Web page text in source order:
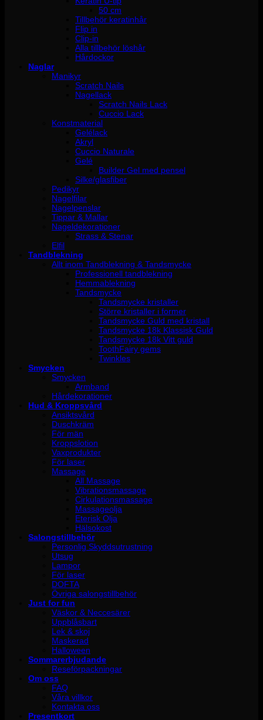
50 cm
Tillbehör keratinhår
Flip in
Clip-in
Alla tillbehör löshår
Hårdockor
Naglar
Manikyr
Scratch Nails
Nagellack
Scratch Nails Lack
Cuccio Lack
Konstmaterial
Gelélack
Akryl
Cuccio Naturale
Gelé
Builder Gel med pensel
Silke/glasfiber
Pedikyr
Nagelfilar
Nagelpenslar
Tippar & Mallar
Nageldekorationer
Strass & Stenar
Elfil
Tandblekning
Allt inom Tandblekning & Tandsmycke
Professionell tandblekning
Hemmablekning
Tandsmycke
Tandsmycke kristaller
Större kristaller i former
Tandsmycke Guld med kristall
Tandsmycke 18k Klassisk Guld
Tandsmycke 18k Vitt guld
ToothFairy gems
Twinkles
Smycken
Smycken
Armband
Hårdekorationer
Hud & Kroppsvård
Ansiktsvård
Duschkräm
För män
Kroppslotion
Vaxprodukter
För laser
Massage
All Massage
Vibrationsmassage
Cirkulationsmassage
Massageolja
Eterisk Olja
Hälsokost
Salongstillbehör
Personlig Skyddsutrustning
Utsug
Lampor
För laser
DOFTA
Övriga salongstillbehör
Just for fun
Väskor & Neccesärer
Uppblåsbart
Lek & skoj
Maskerad
Halloween
Sommarerbjudande
Reseförpackningar
Om oss
FAQ
Våra villkor
Kontakta oss
Presentkort